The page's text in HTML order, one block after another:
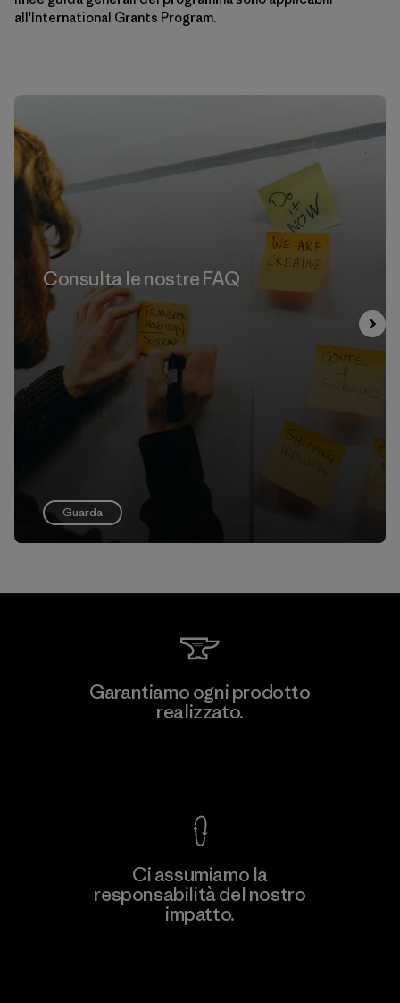
all'International Grants Program.
Consulta le nostre FAQ
Guarda
Garantiamo ogni prodotto
realizzato.
Ci assumiamo la
responsabilità del nostro
impatto.